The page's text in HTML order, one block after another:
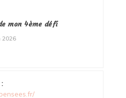
mon 4ème défi
2026